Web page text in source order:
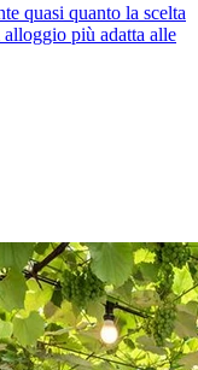
quasi quanto la scelta
alloggio più adatta alle